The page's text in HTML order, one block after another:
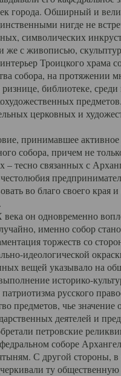
города. Обширный и
нигде не
символических
же с живописью,
Троицкого храма
собора, на протяжении
библиотеке, среди
церковных и
принимавшее активное
собора, причем не
– тесно связанных с
во благо своего края и
он одновременно
именно собор
торжеств со
идеологической
вещей указывало на
историко-
русского
предметов, чье значение
деятелей и
петровские
соборе
С другой стороны,
ту общественную